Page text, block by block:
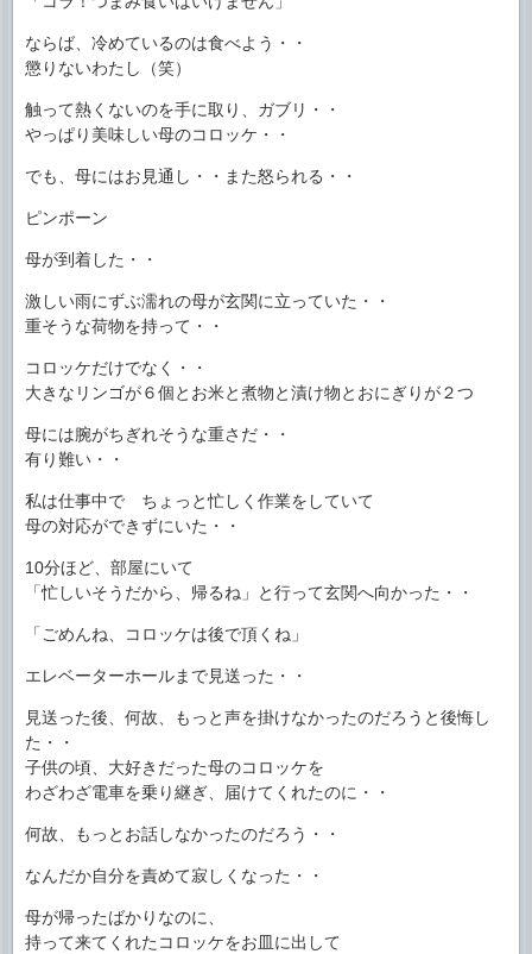
ならば、冷めているのは食べよう・・
懲りないわたし（笑）
触って熱くないのを手に取り、ガブリ・・
やっぱり美味しい母のコロッケ・・
でも、母にはお見通し・・また怒られる・・
ピンポーン
母が到着した・・
激しい雨にずぶ濡れの母が玄関に立っていた・・
重そうな荷物を持って・・
コロッケだけでなく・・
大きなリンゴが６個とお米と煮物と漬け物とおにぎりが２つ
母には腕がちぎれそうな重さだ・・
有り難い・・
私は仕事中で ちょっと忙しく作業をしていて
母の対応ができずにいた・・
10分ほど、部屋にいて
「忙しいそうだから、帰るね」と行って玄関へ向かった・・
「ごめんね、コロッケは後で頂くね」
エレベーターホールまで見送った・・
見送った後、何故、もっと声を掛けなかったのだろうと後悔し
た・・
子供の頃、大好きだった母のコロッケを
わざわざ電車を乗り継ぎ、届けてくれたのに・・
何故、もっとお話しなかったのだろう・・
なんだか自分を責めて寂しくなった・・
母が帰ったばかりなのに、
持って来てくれたコロッケをお皿に出して